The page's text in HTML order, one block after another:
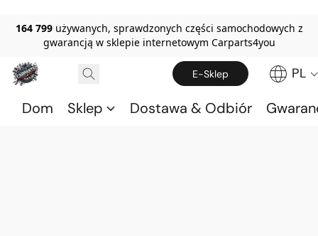
164 799 używanych, sprawdzonych części samochodowych z
gwarancją w sklepie internetowym Carparts4you
E-Sklep PL
Dom Sklep Dostawa & Odbiór